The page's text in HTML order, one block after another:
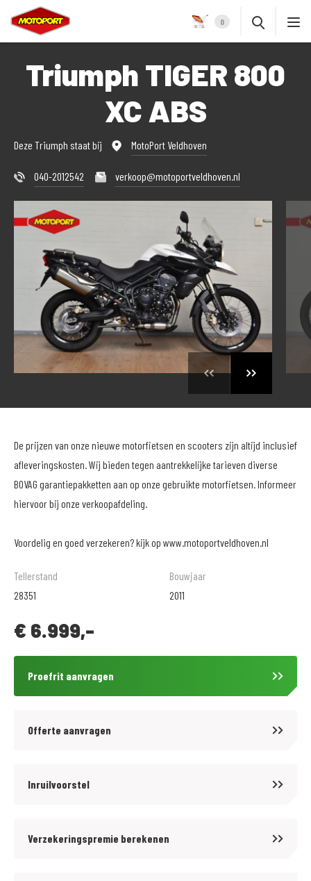
0
Triumph TIGER 800
XC ABS
Deze Triumph staat bij MotoPort Veldhoven
040-2012542 verkoop@motoportveldhoven.nl
De prijzen van onze nieuwe motorfietsen en scooters zijn altijd inclusief
afleveringskosten. Wij bieden tegen aantrekkelijke tarieven diverse
BOVAG garantiepakketten aan op onze gebruikte motorfietsen. Informeer
hiervoor bij onze verkoopafdeling.
Voordelig en goed verzekeren? kijk op www.motoportveldhoven.nl
Tellerstand
28351
Bouwjaar
2011
€ 6.999,-
Proefrit aanvragen
Offerte aanvragen
Inruilvoorstel
Verzekeringspremie berekenen